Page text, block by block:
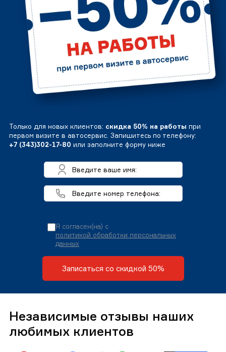
Только для новых клиентов: скидка 50% на работы при
первом визите в автосервис. Запишитесь по телефону:
+7 (343)302-17-80 или заполните форму ниже
Я согласен(на) с
политикой обработки персональных
данных
Записаться со скидкой 50%
Независимые отзывы наших
любимых клиентов